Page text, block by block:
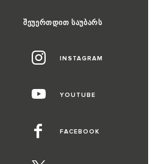
შეუერთდით საუბარს
INSTAGRAM
YOUTUBE
FACEBOOK